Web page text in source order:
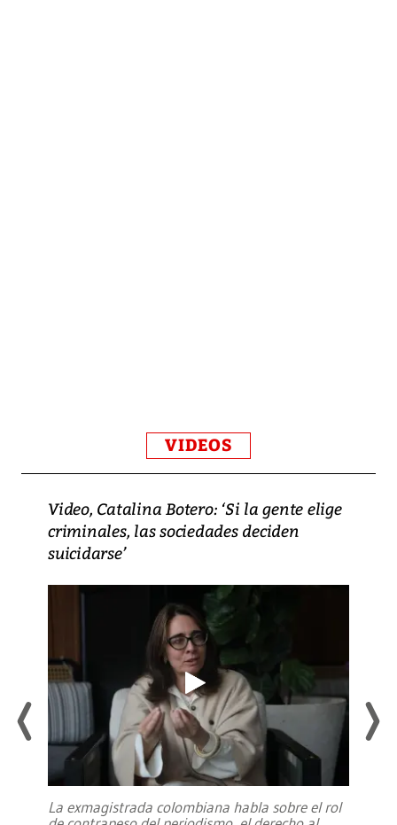
VIDEOS
Video, Catalina Botero: ‘Si la gente elige
criminales, las sociedades deciden
suicidarse’
La exmagistrada colombiana habla sobre el rol